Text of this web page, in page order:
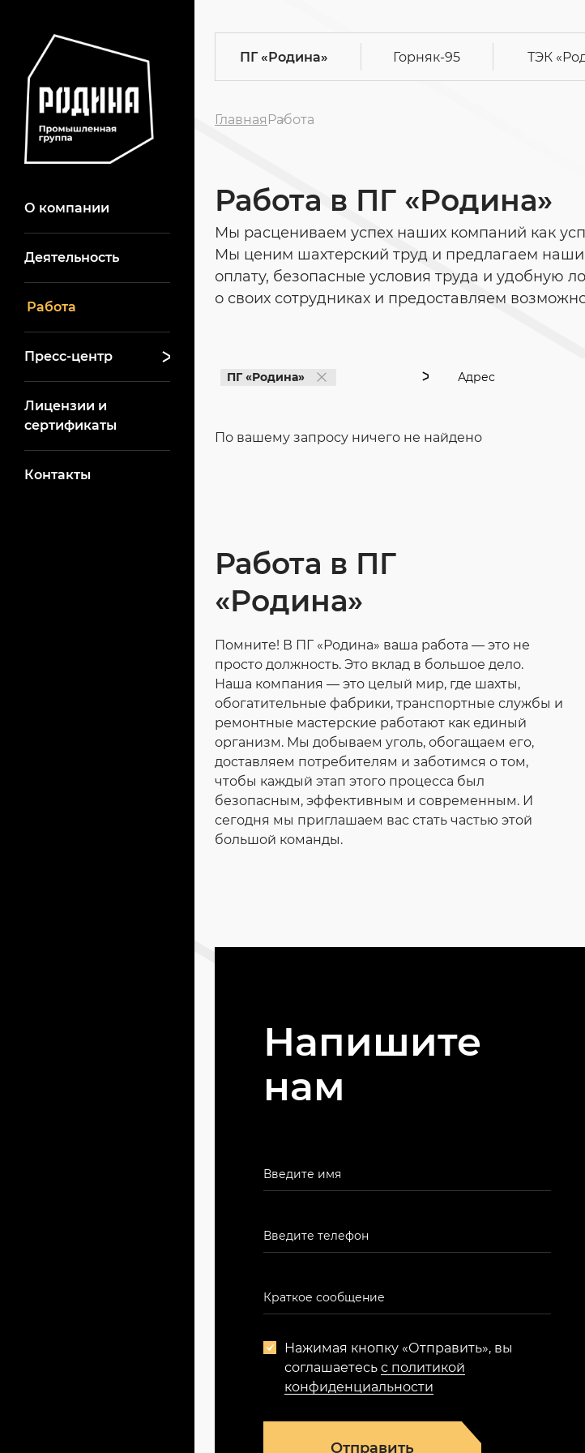
О компании
Деятельность
Работа
Пресс-центр
Лицензии и
сертификаты
Контакты
ПГ «Родина» Горняк-95 ТЭК
Главная Работа
Работа в ПГ «Родина»
Мы расцениваем успех наших компаний как
Мы ценим шахтерский труд и предлагаем
оплату, безопасные условия труда и удобную
о своих сотрудниках и предоставляем
ПГ «Родина» Адрес
По вашему запросу ничего не найдено
Работа в ПГ
«Родина»
Помните! В ПГ «Родина» ваша работа — это не
просто должность. Это вклад в большое дело.
Наша компания — это целый мир, где шахты,
обогатительные фабрики, транспортные службы и
ремонтные мастерские работают как единый
организм. Мы добываем уголь, обогащаем его,
доставляем потребителям и заботимся о том,
чтобы каждый этап этого процесса был
безопасным, эффективным и современным. И
сегодня мы приглашаем вас стать частью этой
большой команды.
Напишите
нам
Нажимая кнопку «Отправить», вы
соглашаетесь с политикой
конфиденциальности
Отправить